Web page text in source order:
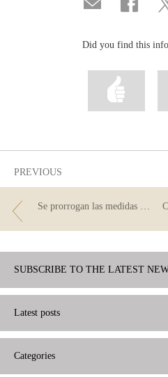
por
on
on
Did you find this
PREVIOUS
Se prorrogan las medidas del Código de Buenas Prácticas para deudores en riesgo de vulnerabilidad
SUBSCRIBE TO THE LATEST
Latest posts
Categories